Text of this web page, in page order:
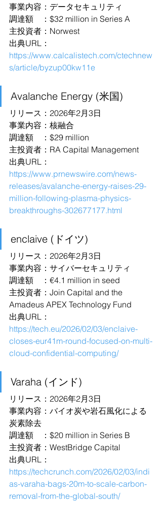
事業内容：データセキュリティ
調達額　：$32 million in Series A
主投資者：Norwest
出典URL：
https://www.calcalistech.com/ctechnew
s/article/byzup00kw11e
Avalanche Energy (米国)
リリース：2026年2月3日
事業内容：核融合
調達額　：$29 million
主投資者：RA Capital Management
出典URL：
https://www.prnewswire.com/news-
releases/avalanche-energy-raises-29-
million-following-plasma-physics-
breakthroughs-302677177.html
enclaive (ドイツ)
リリース：2026年2月3日
事業内容：サイバーセキュリティ
調達額　：€4.1 million in seed
主投資者：Join Capital and the
Amadeus APEX Technology Fund
出典URL：
https://tech.eu/2026/02/03/enclaive-
closes-eur41m-round-focused-on-multi-
cloud-confidential-computing/
Varaha (インド)
リリース：2026年2月3日
事業内容：バイオ炭や岩石風化による
炭素除去
調達額　：$20 million in Series B
主投資者：WestBridge Capital
出典URL：
https://techcrunch.com/2026/02/03/indi
as-varaha-bags-20m-to-scale-carbon-
removal-from-the-global-south/